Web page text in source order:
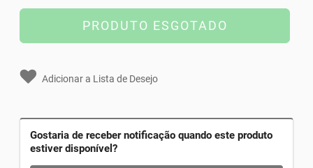
PRODUTO ESGOTADO
Adicionar a Lista de Desejo
Gostaria de receber notificação quando este produto
estiver disponível?